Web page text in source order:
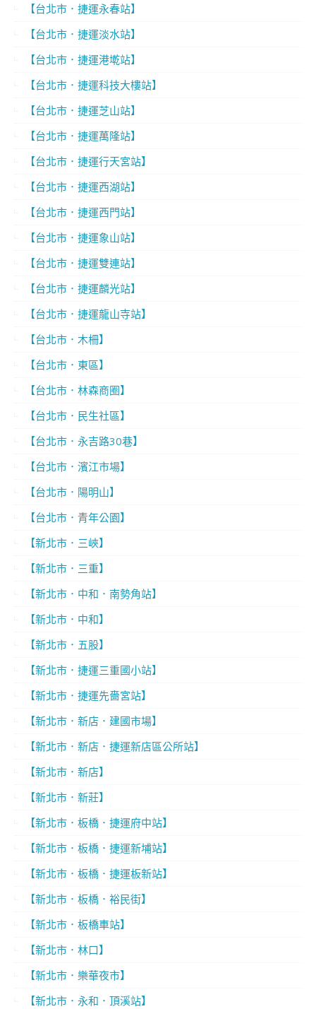
【台北市．捷運永春站】
【台北市．捷運淡水站】
【台北市．捷運港墘站】
【台北市．捷運科技大樓站】
【台北市．捷運芝山站】
【台北市．捷運萬隆站】
【台北市．捷運行天宮站】
【台北市．捷運西湖站】
【台北市．捷運西門站】
【台北市．捷運象山站】
【台北市．捷運雙連站】
【台北市．捷運麟光站】
【台北市．捷運龍山寺站】
【台北市．木柵】
【台北市．東區】
【台北市．林森商圈】
【台北市．民生社區】
【台北市．永吉路30巷】
【台北市．濱江市場】
【台北市．陽明山】
【台北市．青年公園】
【新北市．三峽】
【新北市．三重】
【新北市．中和．南勢角站】
【新北市．中和】
【新北市．五股】
【新北市．捷運三重國小站】
【新北市．捷運先嗇宮站】
【新北市．新店．建國市場】
【新北市．新店．捷運新店區公所站】
【新北市．新店】
【新北市．新莊】
【新北市．板橋．捷運府中站】
【新北市．板橋．捷運新埔站】
【新北市．板橋．捷運板新站】
【新北市．板橋．裕民街】
【新北市．板橋車站】
【新北市．林口】
【新北市．樂華夜市】
【新北市．永和．頂溪站】